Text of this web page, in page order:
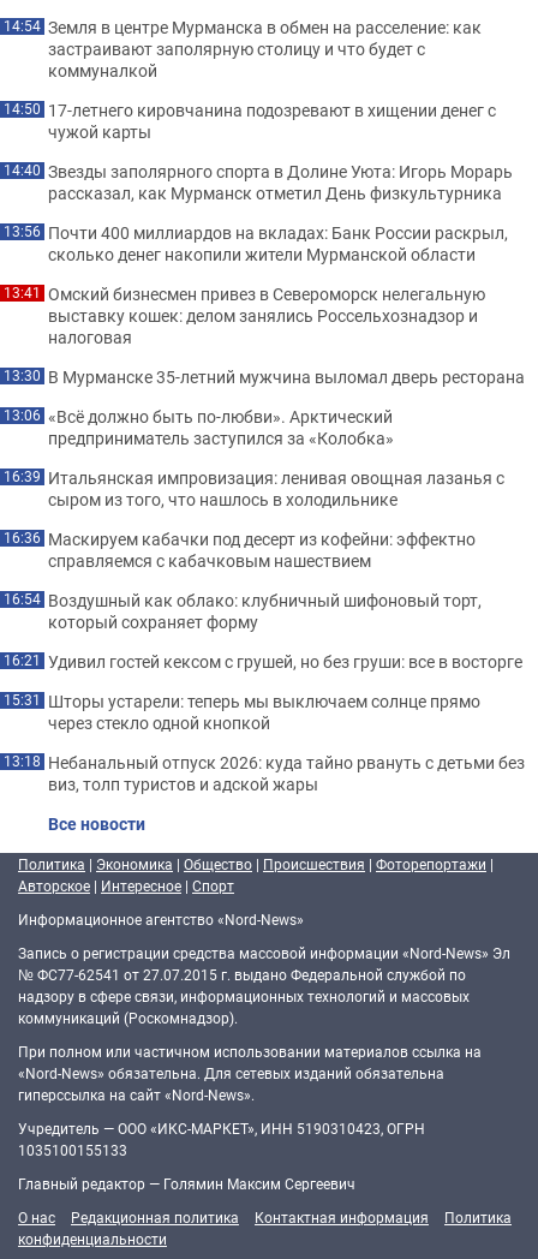
14:54 Земля в центре Мурманска в обмен на расселение: как
застраивают заполярную столицу и что будет с
коммуналкой
14:50 17-летнего кировчанина подозревают в хищении денег с
чужой карты
14:40 Звезды заполярного спорта в Долине Уюта: Игорь Морарь
рассказал, как Мурманск отметил День физкультурника
13:56 Почти 400 миллиардов на вкладах: Банк России раскрыл,
сколько денег накопили жители Мурманской области
13:41 Омский бизнесмен привез в Североморск нелегальную
выставку кошек: делом занялись Россельхознадзор и
налоговая
13:30 В Мурманске 35-летний мужчина выломал дверь ресторана
13:06 «Всё должно быть по-любви». Арктический
предприниматель заступился за «Колобка»
16:39 Итальянская импровизация: ленивая овощная лазанья с
сыром из того, что нашлось в холодильнике
16:36 Маскируем кабачки под десерт из кофейни: эффектно
справляемся с кабачковым нашествием
16:54 Воздушный как облако: клубничный шифоновый торт,
который сохраняет форму
16:21 Удивил гостей кексом с грушей, но без груши: все в восторге
15:31 Шторы устарели: теперь мы выключаем солнце прямо
через стекло одной кнопкой
13:18 Небанальный отпуск 2026: куда тайно рвануть с детьми без
виз, толп туристов и адской жары
Все новости
Политика | Экономика | Общество | Происшествия | Фоторепортажи |
Авторское | Интересное | Спорт
Информационное агентство «Nord-News»
Запись о регистрации средства массовой информации «Nord-News» Эл
№ ФС77-62541 от 27.07.2015 г. выдано Федеральной службой по
надзору в сфере связи, информационных технологий и массовых
коммуникаций (Роскомнадзор).
При полном или частичном использовании материалов ссылка на
«Nord-News» обязательна. Для сетевых изданий обязательна
гиперссылка на сайт «Nord-News».
Учредитель — ООО «ИКС-МАРКЕТ», ИНН 5190310423, ОГРН
1035100155133
Главный редактор — Голямин Максим Сергеевич
О нас
Редакционная политика Контактная информация
Политика
конфиденциальности